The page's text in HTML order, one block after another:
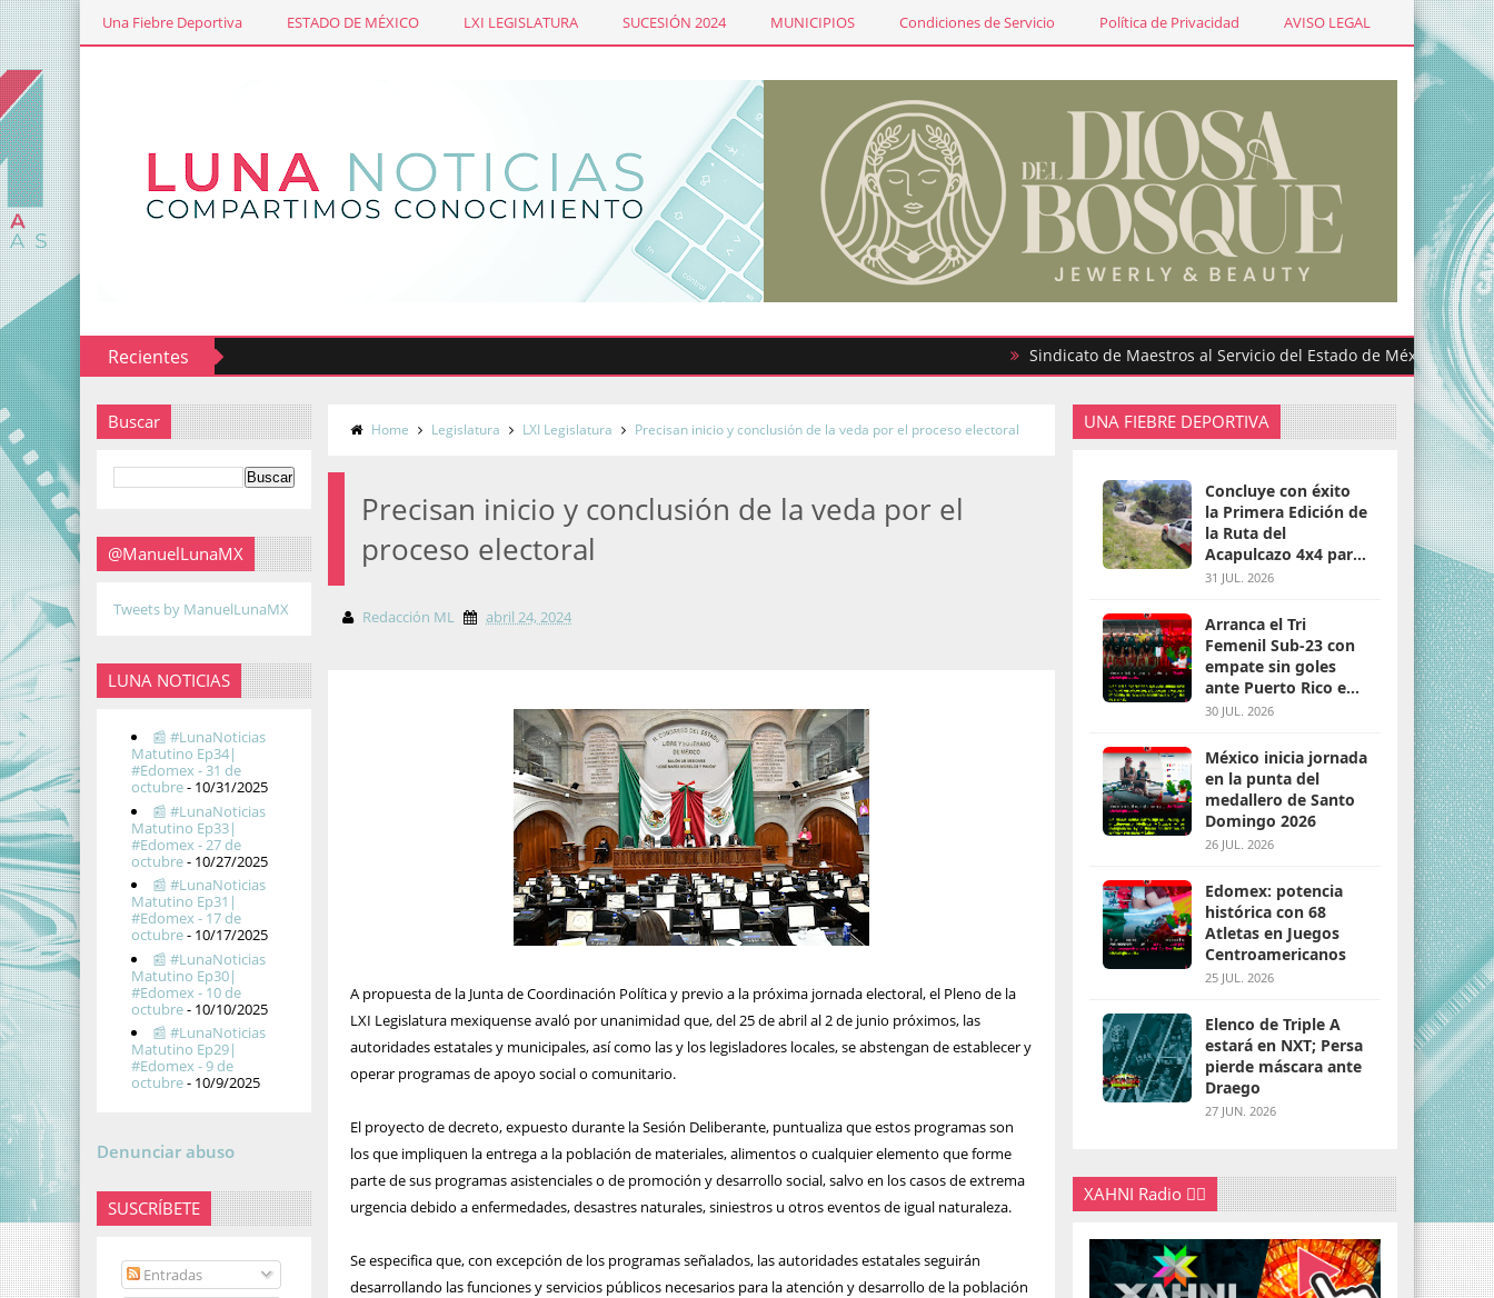
Una Fiebre Deportiva ESTADO DE MÉXICO LXI LEGISLATURA SUCESIÓN 2024 MUNICIPIOS Condiciones de Servicio Política de Privacidad AVISO LEGAL
Recientes Sindicato de Maestros al Servicio del Estado de México participa en
Buscar
@ManuelLunaMX
Tweets by ManuelLunaMX
LUNA NOTICIAS
📰 #LunaNoticias
Matutino Ep34|
#Edomex - 31 de
octubre- 10/31/2025
📰 #LunaNoticias
Matutino Ep33|
#Edomex - 27 de
octubre- 10/27/2025
📰 #LunaNoticias
Matutino Ep31|
#Edomex - 17 de
octubre- 10/17/2025
📰 #LunaNoticias
Matutino Ep30|
#Edomex - 10 de
octubre- 10/10/2025
📰 #LunaNoticias
Matutino Ep29|
#Edomex - 9 de
octubre- 10/9/2025
Denunciar abuso
SUSCRÍBETE
Entradas
Home Legislatura LXI Legislatura Precisan inicio y conclusión de la veda por el proceso electoral
Precisan inicio y conclusión de la veda por el
proceso electoral
Redacción ML abril 24, 2024
A propuesta de la Junta de Coordinación Política y previo a la próxima jornada electoral, el Pleno de la
LXI Legislatura mexiquense avaló por unanimidad que, del 25 de abril al 2 de junio próximos, las
autoridades estatales y municipales, así como las y los legisladores locales, se abstengan de establecer y
operar programas de apoyo social o comunitario.
El proyecto de decreto, expuesto durante la Sesión Deliberante, puntualiza que estos programas son
los que impliquen la entrega a la población de materiales, alimentos o cualquier elemento que forme
parte de sus programas asistenciales o de promoción y desarrollo social, salvo en los casos de extrema
urgencia debido a enfermedades, desastres naturales, siniestros u otros eventos de igual naturaleza.
Se especifica que, con excepción de los programas señalados, las autoridades estatales seguirán
desarrollando las funciones y servicios públicos necesarios para la atención y desarrollo de la población
UNA FIEBRE DEPORTIVA
Concluye con éxito
la Primera Edición de
la Ruta del
Acapulcazo 4x4 para
parejas
31 JUL. 2026
Arranca el Tri
Femenil Sub-23 con
empate sin goles
ante Puerto Rico en
Santo Domingo 2026
30 JUL. 2026
México inicia jornada
en la punta del
medallero de Santo
Domingo 2026
26 JUL. 2026
Edomex: potencia
histórica con 68
Atletas en Juegos
Centroamericanos
25 JUL. 2026
Elenco de Triple A
estará en NXT; Persa
pierde máscara ante
Draego
27 JUN. 2026
XAHNI Radio 👇🏽